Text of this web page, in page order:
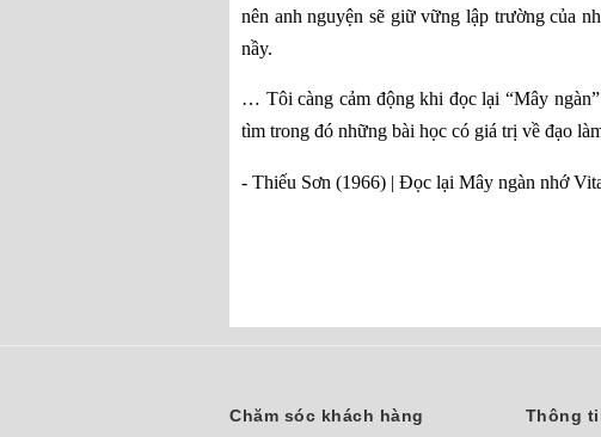
nên anh nguyện sẽ giữ vững lập trường của
nầy.
… Tôi càng cảm động khi đọc lại “Mây
tìm trong đó những bài học có giá trị về đạo
- Thiếu Sơn (1966) | Đọc lại Mây ngàn nhớ
Chăm sóc khách hàng Thông